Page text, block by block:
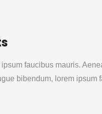
faucibus mauris.
bibendum, lorem ipsum